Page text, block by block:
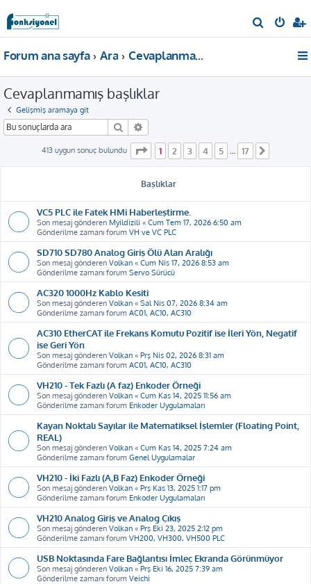
r
Forum ana sayfa Ara Cevaplanmamış başlıklar
Cevaplanmamış başlıklar
Gelişmiş aramaya git
Ara
413 uygun sonuç bulundu . sayfa (Toplam 17 sayfa)
1 2 3 4 5 17
Başlıklar
VC5 PLC ile Fatek HMi Haberleştirme.
Son mesaj gönderen Myildizili « Cum Tem 17, 2026 6:50 am
Gönderilme zamanı forum VH ve VC PLC
SD710 SD780 Analog Giriş Ölü Alan Aralığı
Son mesaj gönderen Volkan « Cum Nis 17, 2026 8:53 am
Gönderilme zamanı forum Servo Sürücü
AC320 1000Hz Kablo Kesiti
Son mesaj gönderen Volkan « Sal Nis 07, 2026 8:34 am
Gönderilme zamanı forum AC01, AC10, AC310
AC310 EtherCAT ile Frekans Komutu Pozitif ise İleri Yön, Negatif
ise Geri Yön
Son mesaj gönderen Volkan « Prş Nis 02, 2026 8:31 am
Gönderilme zamanı forum AC01, AC10, AC310
VH210 - Tek Fazlı (A faz) Enkoder Örneği
Son mesaj gönderen Volkan « Cum Kas 14, 2025 11:56 am
Gönderilme zamanı forum Enkoder Uygulamaları
Kayan Noktalı Sayılar ile Matematiksel İşlemler (Floating Point,
REAL)
Son mesaj gönderen Volkan « Cum Kas 14, 2025 7:24 am
Gönderilme zamanı forum Genel Uygulamalar
VH210 - İki Fazlı (A,B Faz) Enkoder Örneği
Son mesaj gönderen Volkan « Prş Kas 13, 2025 1:17 pm
Gönderilme zamanı forum Enkoder Uygulamaları
VH210 Analog Giriş ve Analog Çıkış
Son mesaj gönderen Volkan « Prş Eki 23, 2025 2:12 pm
Gönderilme zamanı forum VH200, VH300, VH500 PLC
USB Noktasında Fare Bağlantısı İmleç Ekranda Görünmüyor
Son mesaj gönderen Volkan « Prş Eki 16, 2025 7:39 am
Gönderilme zamanı forum Veichi